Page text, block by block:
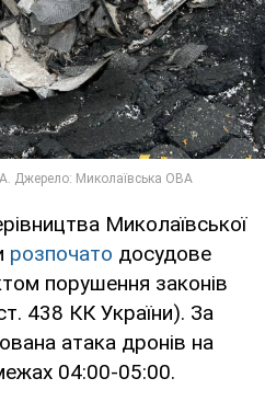
Миколаївської
розпочато досудове
порушення законів
438 КК України). За
атака дронів на
04:00-05:00.